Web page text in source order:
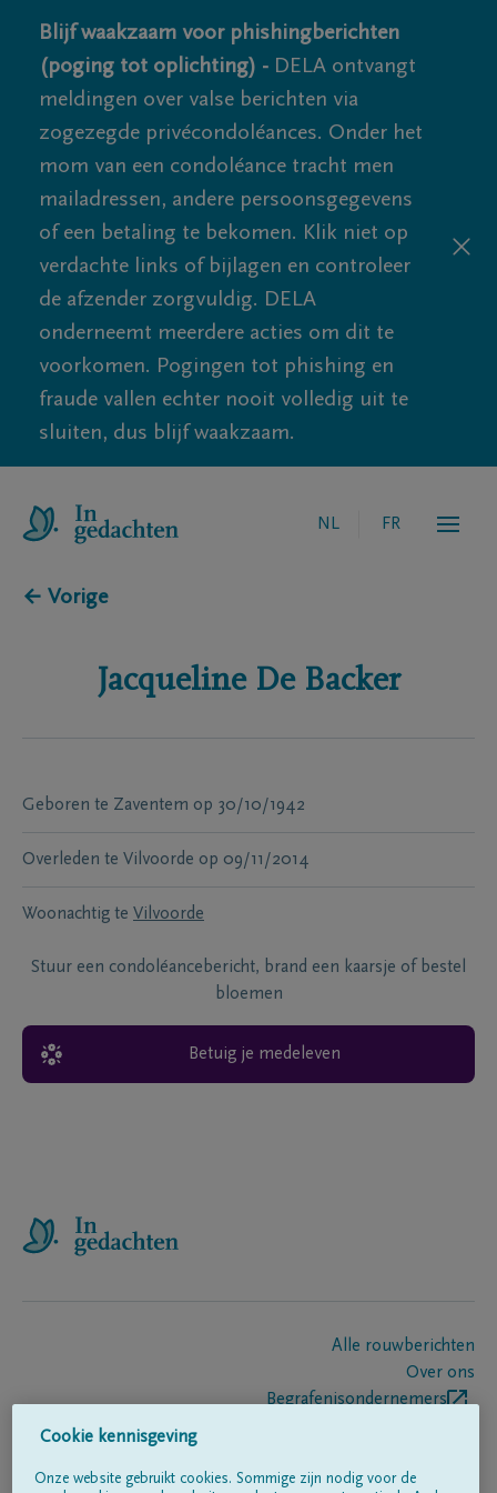
Blijf waakzaam voor phishingberichten
(poging tot oplichting) - DELA ontvangt
meldingen over valse berichten via
zogezegde privécondoléances. Onder het
mom van een condoléance tracht men
mailadressen, andere persoonsgegevens
of een betaling te bekomen. Klik niet op
verdachte links of bijlagen en controleer
de afzender zorgvuldig. DELA
onderneemt meerdere acties om dit te
voorkomen. Pogingen tot phishing en
fraude vallen echter nooit volledig uit te
sluiten, dus blijf waakzaam.
NL FR
← Vorige
Jacqueline De Backer
Geboren te Zaventem op 30/10/1942
Overleden te Vilvoorde op 09/11/2014
Woonachtig te Vilvoorde
Stuur een condoléancebericht, brand een kaarsje of bestel
bloemen
Betuig je medeleven
Alle rouwberichten
Over ons
Begrafenisondernemers
Cookie kennisgeving
Onze website gebruikt cookies. Sommige zijn nodig voor de